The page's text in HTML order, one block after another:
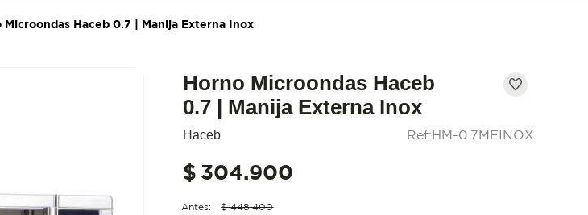
Microondas Haceb 0.7 | Manija Externa Inox
Horno Microondas Haceb
0.7 | Manija Externa Inox
haceb Ref:HM-0.7MEINOX
$ 304.900
$ 448.400